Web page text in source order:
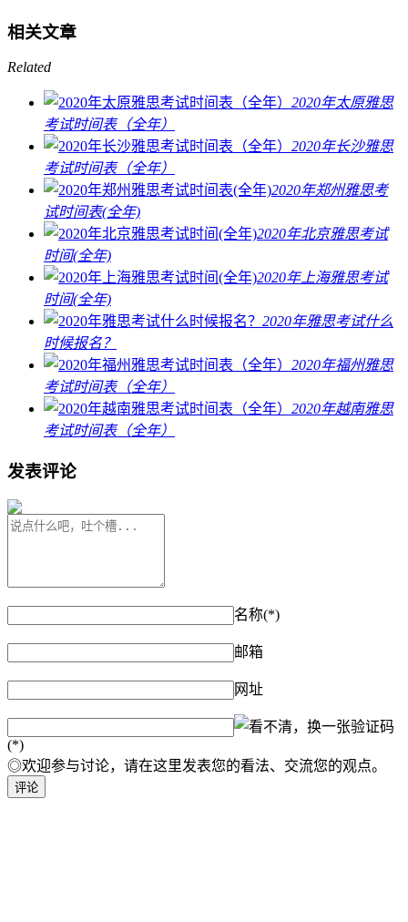
相关文章
Related
2020年太原雅思
考试时间表（全年）
2020年长沙雅思
考试时间表（全年）
2020年郑州雅思考
试时间表(全年)
2020年北京雅思考试
时间(全年)
2020年上海雅思考试
时间(全年)
2020年雅思考试什么
时候报名？
2020年福州雅思
考试时间表（全年）
2020年越南雅思
考试时间表（全年）
发表评论
名称(*)
邮箱
网址
验证码
(*)
◎欢迎参与讨论，请在这里发表您的看法、交流您的观点。